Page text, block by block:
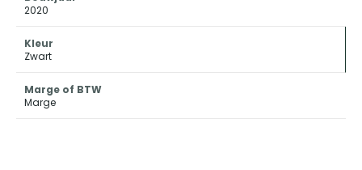
2020
Kleur
Zwart
Marge of BTW
Marge